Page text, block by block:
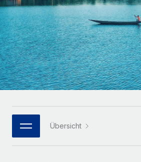
INFRASTRUKTUR
Remote Embedded
Nahtlose Integration der HR in
Plattform
Integrierte HR-Kernfunktionen für
MCP
Integrationen
Unternehmen
Mittelstand
Maßgeschneiderte HR-Lösungen,
vergrößern
Enterprise
Globale HR für Konzerne und
PARTNER WERDEN
Flexible Einbettung von Global-
LERNEN MIT REMOTE
Forschung und Leitfäden
Fallstudien
HR-Glossar
Bibliothek für
Webinare
Deutsch
Español
Italiano
Português (Portugal)
한국어 Übersicht